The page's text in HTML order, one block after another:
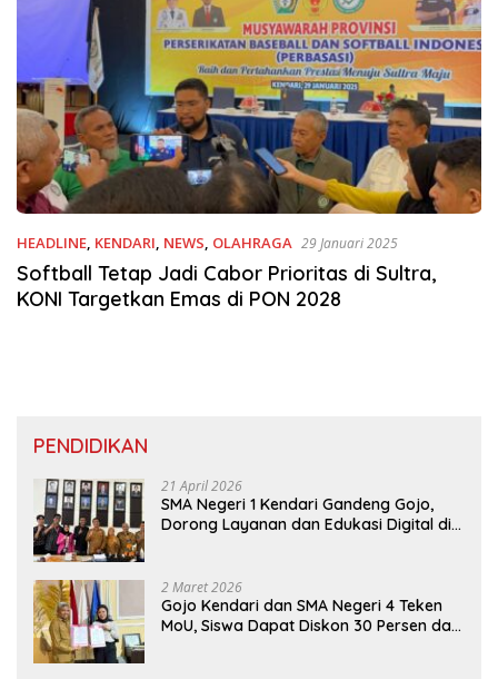
HEADLINE, KENDARI, NEWS, OLAHRAGA 29 Januari 2025
Softball Tetap Jadi Cabor Prioritas di Sultra,
KONI Targetkan Emas di PON 2028
PENDIDIKAN
21 April 2026
SMA Negeri 1 Kendari Gandeng Gojo,
Dorong Layanan dan Edukasi Digital di
2 Maret 2026
Gojo Kendari dan SMA Negeri 4 Teken
MoU, Siswa Dapat Diskon 30 Persen dan